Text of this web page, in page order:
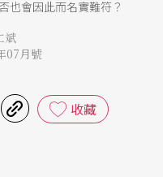
也會因此而名實難符？
斌
07月號
收藏